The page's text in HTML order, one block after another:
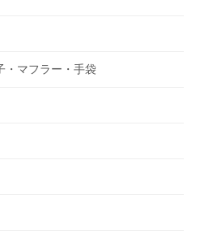
・マフラー・手袋